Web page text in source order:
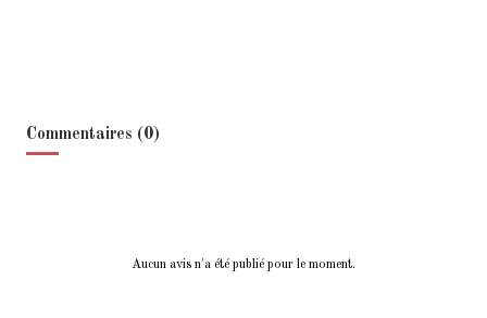
Commentaires (0)
Aucun avis n'a été publié pour le moment.